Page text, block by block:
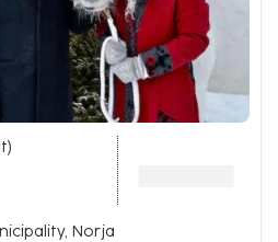
)
Norja